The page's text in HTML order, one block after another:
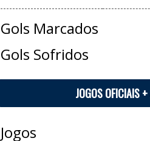
Gols Marcados
Gols Sofridos
JOGOS OFICIAIS
Jogos